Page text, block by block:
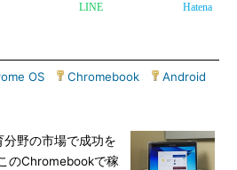
LINE Hatena
OS Chromebook Android
野の市場で成功を
のChromebookで稼